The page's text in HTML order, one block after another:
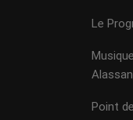
Le
Point